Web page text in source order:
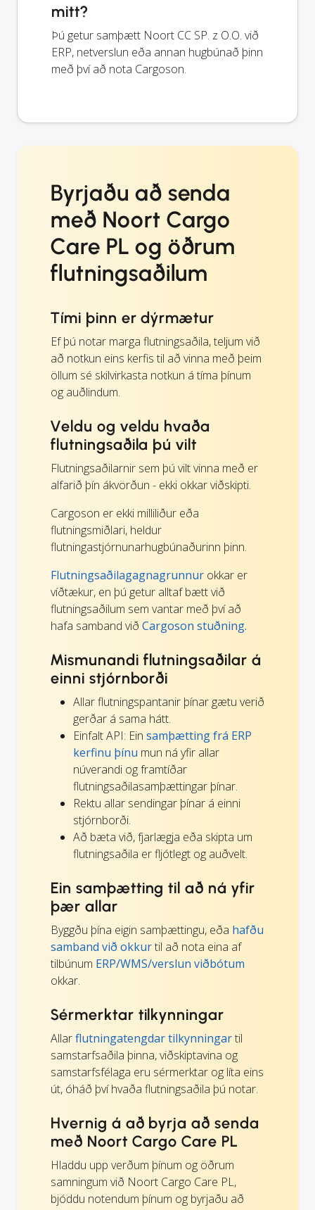
mitt?
Þú getur samþætt Noort CC SP. z O.O. við
ERP, netverslun eða annan hugbúnað þinn
með því að nota Cargoson.
Byrjaðu að senda
með Noort Cargo
Care PL og öðrum
flutningsaðilum
Tími þinn er dýrmætur
Ef þú notar marga flutningsaðila, teljum við
að notkun eins kerfis til að vinna með þeim
öllum sé skilvirkasta notkun á tíma þínum
og auðlindum.
Veldu og veldu hvaða
flutningsaðila þú vilt
Flutningsaðilarnir sem þú vilt vinna með er
alfarið þín ákvörðun - ekki okkar viðskipti.
Cargoson er ekki milliliður eða
flutningsmiðlari, heldur
flutningastjórnunarhugbúnaðurinn þinn.
Flutningsaðilagagnagrunnur okkar er
víðtækur, en þú getur alltaf bætt við
flutningsaðilum sem vantar með því að
hafa samband við Cargoson stuðning.
Mismunandi flutningsaðilar á
einni stjórnborði
Allar flutningspantanir þínar gætu verið
gerðar á sama hátt.
Einfalt API: Ein samþætting frá ERP
kerfinu þínu mun ná yfir allar
núverandi og framtíðar
flutningsaðilasamþættingar þínar.
Rektu allar sendingar þínar á einni
stjórnborði.
Að bæta við, fjarlægja eða skipta um
flutningsaðila er fljótlegt og auðvelt.
Ein samþætting til að ná yfir
þær allar
Byggðu þína eigin samþættingu, eða hafðu
samband við okkurtil að nota eina af
tilbúnum ERP/WMS/verslun viðbótum
okkar.
Sérmerktar tilkynningar
Allarflutningatengdar tilkynningartil
samstarfsaðila þinna, viðskiptavina og
samstarfsfélaga eru sérmerktar og líta eins
út, óháð því hvaða flutningsaðila þú notar.
Hvernig á að byrja að senda
með Noort Cargo Care PL
Hladdu upp verðum þínum og öðrum
samningum við Noort Cargo Care PL,
bjóddu notendum þínum og byrjaðu að